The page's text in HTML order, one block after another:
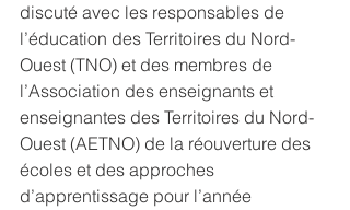
discuté avec les responsables de
l’éducation des Territoires du Nord-
Ouest (TNO) et des membres de
l’Association des enseignants et
enseignantes des Territoires du Nord-
Ouest (AETNO) de la réouverture des
écoles et des approches
d’apprentissage pour l’année